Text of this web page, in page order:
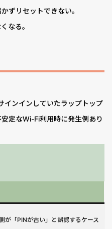
ずリセットできない。
なる。
ンインしていたラップトップ
定なWi-Fi利用時に発生例あり
が「PINが古い」と誤認するケース